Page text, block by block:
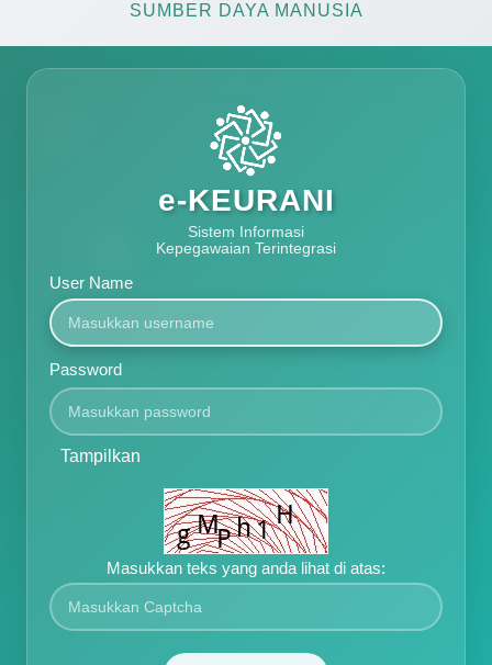
SUMBER DAYA MANUSIA
e-KEURANI
Sistem Informasi
Kepegawaian Terintegrasi
User Name
Password
Tampilkan
Masukkan teks yang anda lihat di atas: